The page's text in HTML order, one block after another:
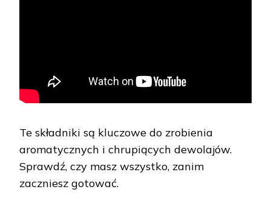
Te składniki są kluczowe do zrobienia
aromatycznych i chrupiących dewolajów.
Sprawdź, czy masz wszystko, zanim
zaczniesz gotować.